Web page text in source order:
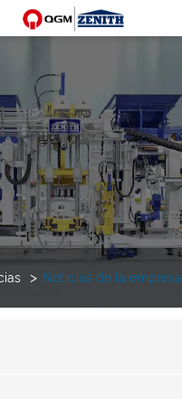
Noticias de la empresa